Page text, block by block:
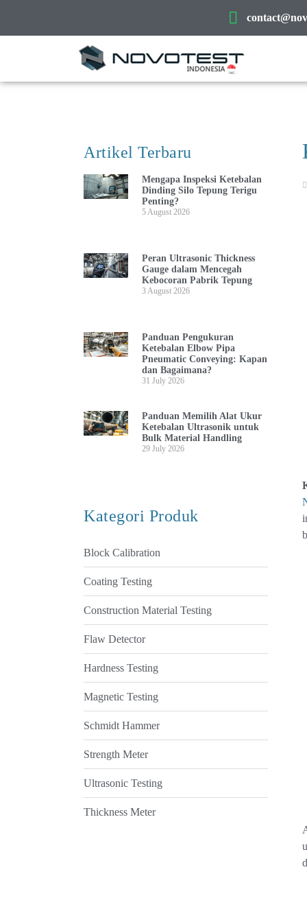
Artikel Terbaru
Mengapa Inspeksi Ketebalan
Dinding Silo Tepung Terigu
Penting?
5 August 2026
Peran Ultrasonic Thickness
Gauge dalam Mencegah
Kebocoran Pabrik Tepung
3 August 2026
Panduan Pengukuran
Ketebalan Elbow Pipa
Pneumatic Conveying: Kapan
dan Bagaimana?
31 July 2026
Panduan Memilih Alat Ukur
Ketebalan Ultrasonik untuk
Bulk Material Handling
29 July 2026
Kategori Produk
Block Calibration
Coating Testing
Construction Material Testing
Flaw Detector
Hardness Testing
Magnetic Testing
Schmidt Hammer
Strength Meter
Ultrasonic Testing
Thickness Meter